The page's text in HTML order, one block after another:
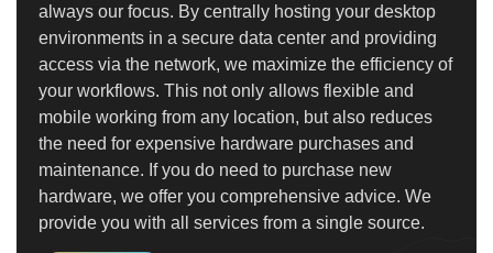
always our focus. By centrally hosting your desktop
environments in a secure data center and providing
access via the network, we maximize the efficiency of
your workflows. This not only allows flexible and
mobile working from any location, but also reduces
the need for expensive hardware purchases and
maintenance. If you do need to purchase new
hardware, we offer you comprehensive advice. We
provide you with all services from a single source.